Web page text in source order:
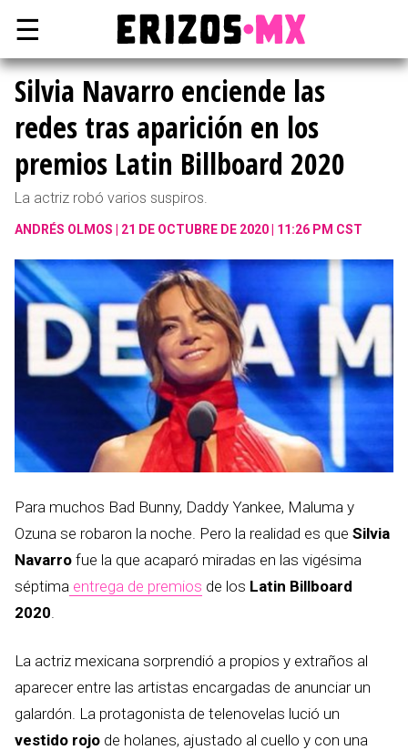
☰
Silvia Navarro enciende las
redes tras aparición en los
premios Latin Billboard 2020
La actriz robó varios suspiros.
ANDRÉS OLMOS 21 DE OCTUBRE DE 2020 | 11:26 PM CST
Para muchos Bad Bunny, Daddy Yankee, Maluma y
Ozuna se robaron la noche. Pero la realidad es que Silvia
Navarro fue la que acaparó miradas en las vigésima
séptima entrega de premios de los Latin Billboard
2020.
La actriz mexicana sorprendió a propios y extraños al
aparecer entre las artistas encargadas de anunciar un
galardón. La protagonista de telenovelas lució un
vestido rojo de holanes, ajustado al cuello y con una